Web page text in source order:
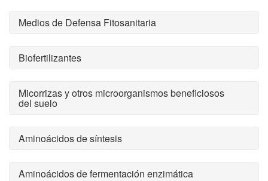
Medios de Defensa Fitosanitaria
Biofertilizantes
Micorrizas y otros microorganismos beneficiosos
del suelo
Aminoácidos de síntesis
Aminoácidos de fermentación enzimática